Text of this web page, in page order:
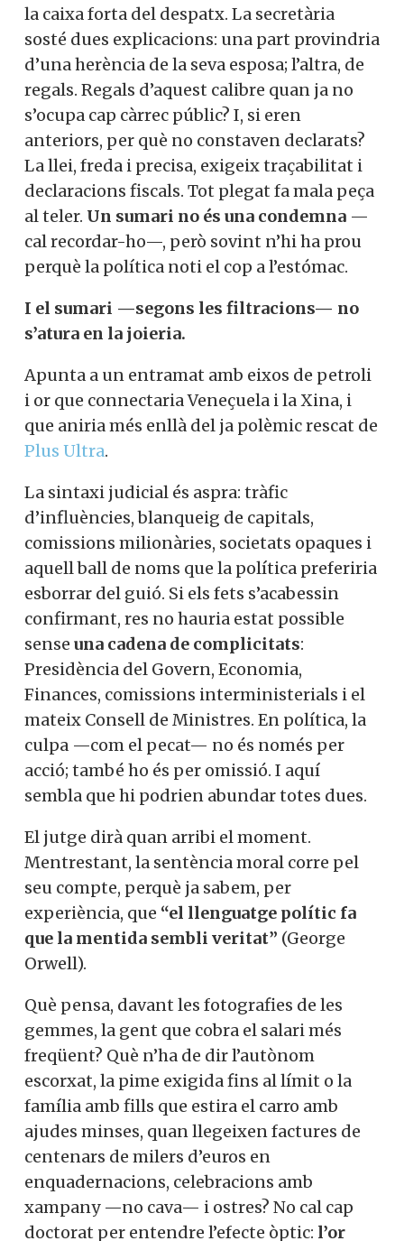
la caixa forta del despatx. La secretària
sosté dues explicacions: una part provindria
d’una herència de la seva esposa; l’altra, de
regals. Regals d’aquest calibre quan ja no
s’ocupa cap càrrec públic? I, si eren
anteriors, per què no constaven declarats?
La llei, freda i precisa, exigeix traçabilitat i
declaracions fiscals. Tot plegat fa mala peça
al teler. Un sumari no és una condemna —
cal recordar-ho—, però sovint n’hi ha prou
perquè la política noti el cop a l’estómac.
I el sumari —segons les filtracions— no
s’atura en la joieria.
Apunta a un entramat amb eixos de petroli
i or que connectaria Veneçuela i la Xina, i
que aniria més enllà del ja polèmic rescat de
Plus Ultra.
La sintaxi judicial és aspra: tràfic
d’influències, blanqueig de capitals,
comissions milionàries, societats opaques i
aquell ball de noms que la política preferiria
esborrar del guió. Si els fets s’acabessin
confirmant, res no hauria estat possible
sense una cadena de complicitats:
Presidència del Govern, Economia,
Finances, comissions interministerials i el
mateix Consell de Ministres. En política, la
culpa —com el pecat— no és només per
acció; també ho és per omissió. I aquí
sembla que hi podrien abundar totes dues.
El jutge dirà quan arribi el moment.
Mentrestant, la sentència moral corre pel
seu compte, perquè ja sabem, per
experiència, que “el llenguatge polític fa
que la mentida sembli veritat” (George
Orwell).
Què pensa, davant les fotografies de les
gemmes, la gent que cobra el salari més
freqüent? Què n’ha de dir l’autònom
escorxat, la pime exigida fins al límit o la
família amb fills que estira el carro amb
ajudes minses, quan llegeixen factures de
centenars de milers d’euros en
enquadernacions, celebracions amb
xampany —no cava— i ostres? No cal cap
doctorat per entendre l’efecte òptic: l’or